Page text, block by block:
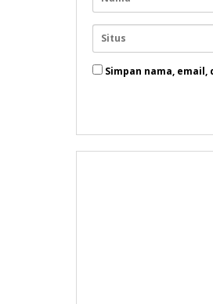
Simpan nama,